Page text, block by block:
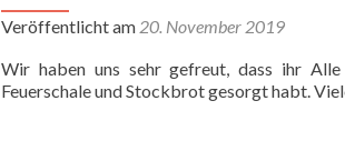
Veröffentlicht am 20. November 2019
Wir haben uns sehr gefreut, dass ihr
Feuerschale und Stockbrot gesorgt habt.